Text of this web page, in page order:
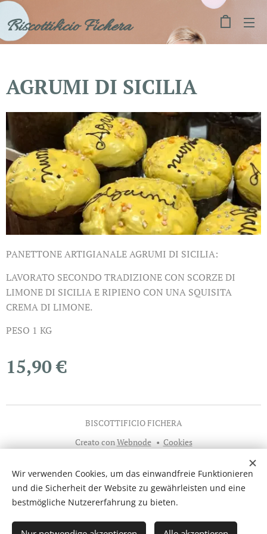
Biscottificio Fichera
AGRUMI DI SICILIA
PANETTONE ARTIGIANALE AGRUMI DI SICILIA:
LAVORATO SECONDO TRADIZIONE CON SCORZE DI
LIMONE DI SICILIA E RIPIENO CON UNA SQUISITA
CREMA DI LIMONE.
PESO 1 KG
15,90€
Zum Warenkorb hinzufügen
BISCOTTIFICIO FICHERA
Creato conWebnode Cookies
Italiano
English Deutsch
Wir verwenden Cookies, um das einwandfreie Funktionieren
und die Sicherheit der Website zu gewährleisten und eine
bestmögliche Nutzererfahrung zu bieten.